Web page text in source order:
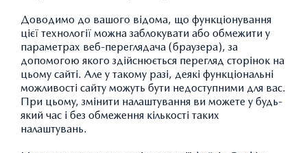
Доводимо до вашого відома, що функціонування
цієї технології можна заблокувати або обмежити у
параметрах веб-переглядача (браузера), за
допомогою якого здійснюється перегляд сторінок на
цьому сайті. Але у такому разі, деякі функціональні
можливості сайту можуть бути недоступними для вас.
При цьому, змінити налаштування ви можете у будь-
який час і без обмеження кількості таких
налаштувань.